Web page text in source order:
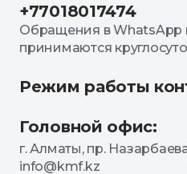
+77018017474
Обращения в WhatsApp
принимаются
Режим работы
Головной офис:
г. Алматы, пр.
info@kmf.kz